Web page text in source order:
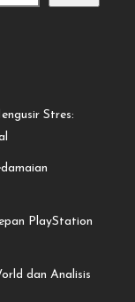
Stres:
PlayStation
dan Analisis